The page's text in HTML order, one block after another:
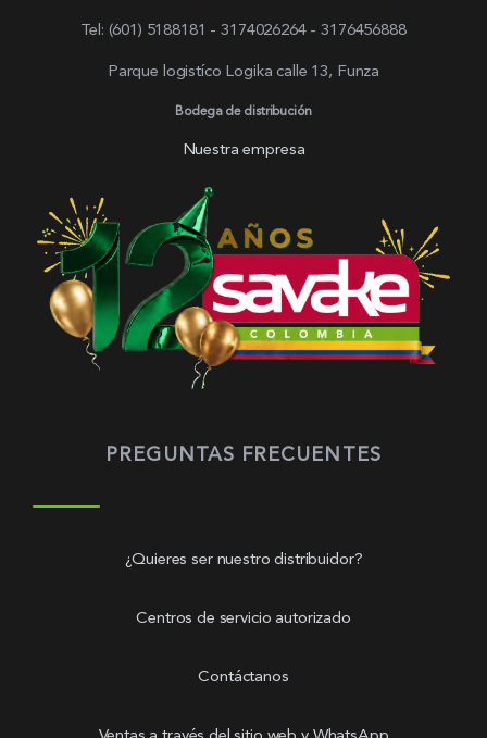
Tel: (601) 5188181 - 3174026264 - 3176456888
Parque logistíco Logika calle 13, Funza
Bodega de distribución
Nuestra empresa
PREGUNTAS FRECUENTES
¿Quieres ser nuestro distribuidor?
Centros de servicio autorizado
Contáctanos